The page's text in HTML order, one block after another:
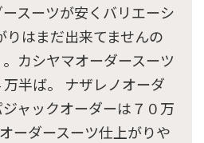
スーツが安くバリエーシ
りはまだ出来てませんの
カシヤマオーダースーツ
半ば。 ナザレノオーダ
ャックオーダーは７０万
ーダースーツ仕上がりや